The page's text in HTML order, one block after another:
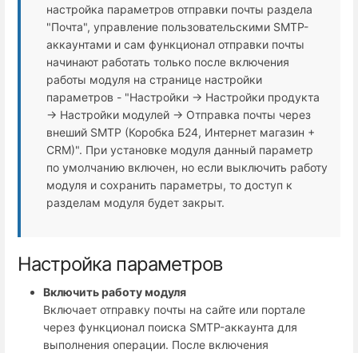
настройка параметров отправки почты раздела
"Почта", управление пользовательскими SMTP-
аккаунтами и сам функционал отправки почты
начинают работать только после включения
работы модуля на странице настройки
параметров - "Настройки → Настройки продукта
→ Настройки модулей → Отправка почты через
внеший SMTP (Коробка Б24, Интернет магазин +
СRM)". При установке модуля данный параметр
по умолчанию включен, но если выключить работу
модуля и сохранить параметры, то доступ к
разделам модуля будет закрыт.
Настройка параметров
Включить работу модуля
Включает отправку почты на сайте или портале
через функционал поиска SMTP-аккаунта для
выполнения операции. После включения